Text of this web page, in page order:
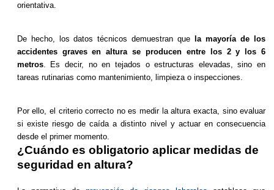
orientativa.
De hecho, los datos técnicos demuestran que
la mayoría de los
accidentes graves en altura se producen entre los 2 y los 6
metros. Es decir, no en tejados o estructuras elevadas, sino en
tareas rutinarias como mantenimiento, limpieza o inspecciones.
Por ello, el criterio correcto no es medir la altura exacta, sino evaluar
si existe riesgo de caída a distinto nivel y actuar en consecuencia
desde el primer momento.
¿Cuándo es obligatorio aplicar medidas de
seguridad en altura?